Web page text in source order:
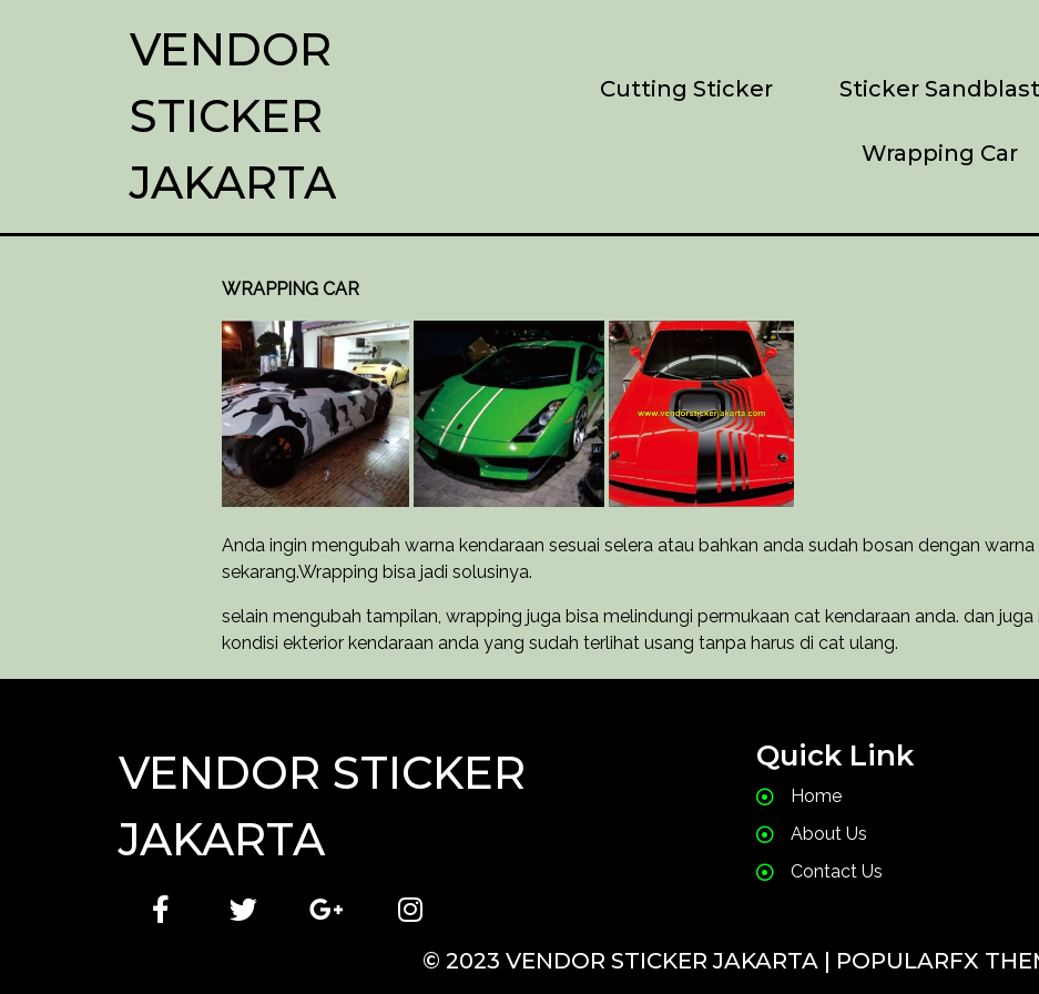
VENDOR
STICKER
JAKARTA
Cutting Sticker Sticker Sandblast
Wrapping Car
WRAPPING CAR
Anda ingin mengubah warna kendaraan sesuai selera atau bahkan anda sudah bosan dengan
sekarang.Wrapping bisa jadi solusinya.
selain mengubah tampilan, wrapping juga bisa melindungi permukaan cat kendaraan anda. dan
kondisi ekterior kendaraan anda yang sudah terlihat usang tanpa harus di cat ulang.
VENDOR STICKER
JAKARTA
Quick Link
Home
About Us
Contact Us
© 2023 VENDOR STICKER JAKARTA | POPULARFX